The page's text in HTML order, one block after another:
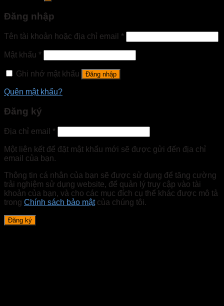
Đăng nhập
Tên tài khoản hoặc địa chỉ email *
Mật khẩu *
Ghi nhớ mật khẩu Đăng nhập
Quên mật khẩu?
Đăng ký
Địa chỉ email *
Một liên kết để đặt mật khẩu mới sẽ được gửi đến địa chỉ
email của bạn.
Thông tin cá nhân của bạn sẽ được sử dụng để tăng cường
trải nghiệm sử dụng website, để quản lý truy cập vào tài
khoản của bạn, và cho các mục đích cụ thể khác được mô tả
trong Chính sách bảo mậtcủa chúng tôi.
Đăng ký